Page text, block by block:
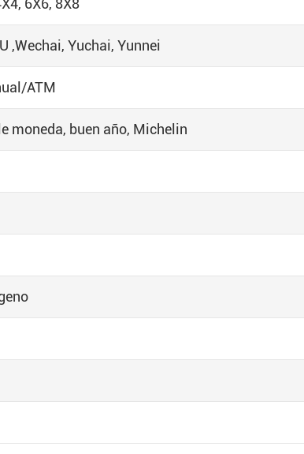
6X6, 8X8
,Wechai, Yuchai, Yunnei
ATM
moneda, buen año, Michelin